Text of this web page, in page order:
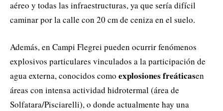
aéreo y todas las infraestructuras, ya que sería difícil
caminar por la calle con 20 cm de ceniza en el suelo.
Además, en Campi Flegrei pueden ocurrir fenómenos
explosivos particulares vinculados a la participación de
agua externa, conocidos como explosiones freáticasen
áreas con intensa actividad hidrotermal (área de
Solfatara/Pisciarelli), o donde actualmente hay una